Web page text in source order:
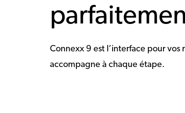
Connexx 9 est l’interface pour
accompagne à chaque étape.